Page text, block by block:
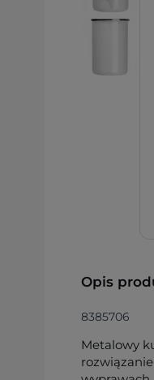
Opis
8385706
Metalowy